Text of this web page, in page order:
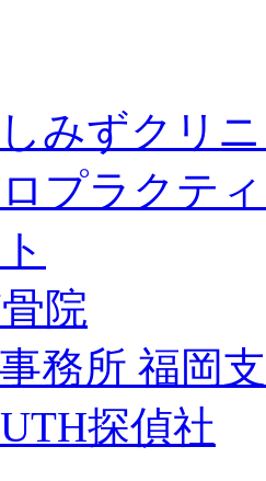
みずクリ
プラクテ
院
務所 福岡
探偵社